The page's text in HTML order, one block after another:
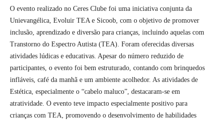
O evento realizado no Ceres Clube foi uma iniciativa conjunta da
Unievangélica, Evoluir TEA e Sicoob, com o objetivo de promover
inclusão, aprendizado e diversão para crianças, incluindo aquelas com
Transtorno do Espectro Autista (TEA). Foram oferecidas diversas
atividades lúdicas e educativas. Apesar do número reduzido de
participantes, o evento foi bem estruturado, contando com brinquedos
infláveis, café da manhã e um ambiente acolhedor. As atividades de
Estética, especialmente o “cabelo maluco”, destacaram-se em
atratividade. O evento teve impacto especialmente positivo para
crianças com TEA, promovendo o desenvolvimento de habilidades